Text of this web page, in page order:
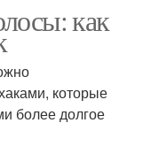
волосы
за волосами
как
которые
более долгое